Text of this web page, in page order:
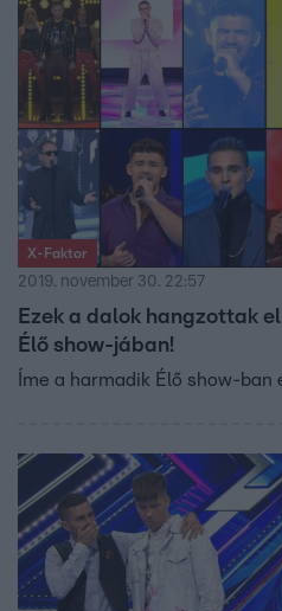
X-Faktor
2019. november 30. 22:57
Ezek a dalok hangzottak
Élő show-jában!
Íme a harmadik Élő show-